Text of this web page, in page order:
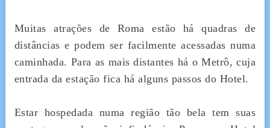
Muitas atrações de Roma estão há quadras de
distâncias e podem ser facilmente acessadas numa
caminhada. Para as mais distantes há o Metrô, cuja
entrada da estação fica há alguns passos do Hotel.
Estar hospedada numa região tão bela tem suas